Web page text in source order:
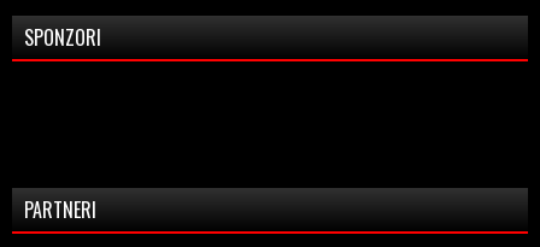
SPONZORI
PARTNERI